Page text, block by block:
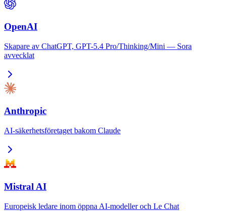
OpenAI
Skapare av ChatGPT, GPT-5.4 Pro/Thinking/Mini — Sora
avvecklat
Anthropic
AI-säkerhetsföretaget bakom Claude
Mistral AI
Europeisk ledare inom öppna AI-modeller och Le Chat